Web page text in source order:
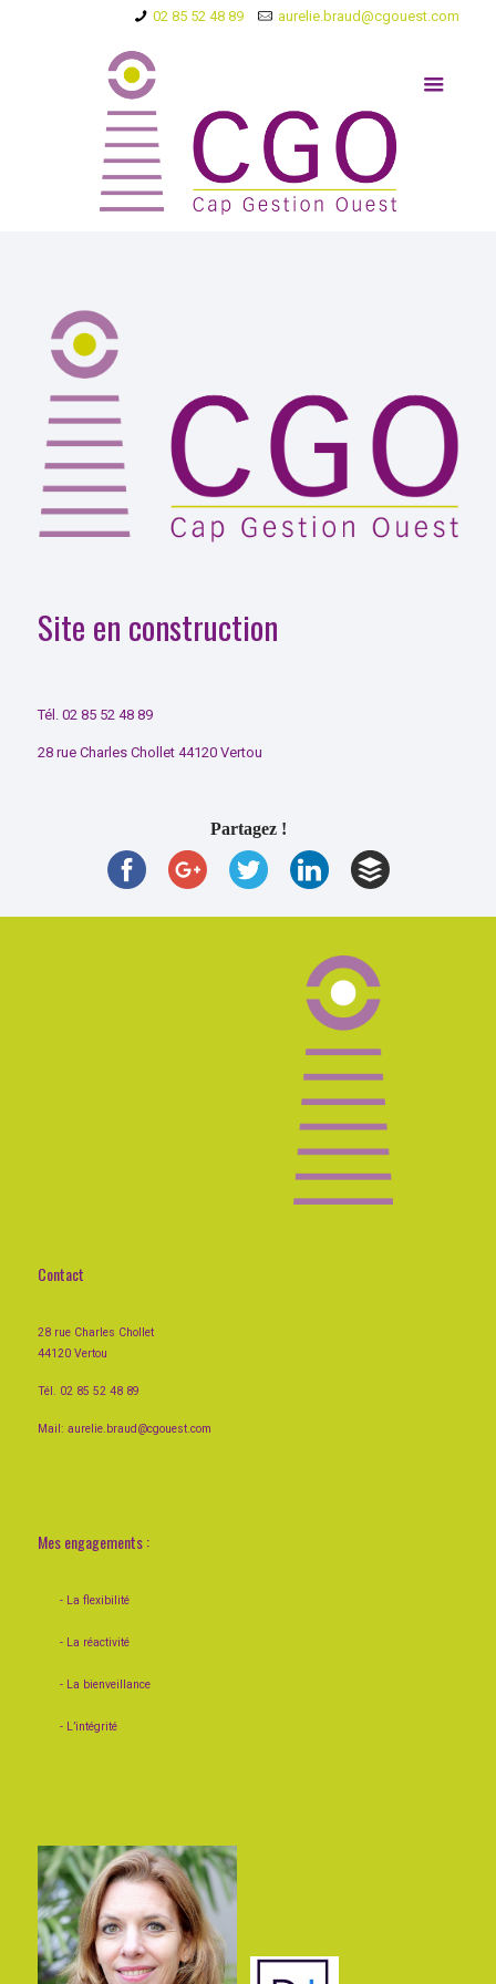
02 85 52 48 89 aurelie.braud@cgouest.com
Site en construction
Tél. 02 85 52 48 89
28 rue Charles Chollet 44120 Vertou
Partagez !
Contact
28 rue Charles Chollet
44120 Vertou
Tél. 02 85 52 48 89
Mail: aurelie.braud@cgouest.com
Mes engagements :
- La flexibilité
- La réactivité
- La bienveillance
- L’intégrité